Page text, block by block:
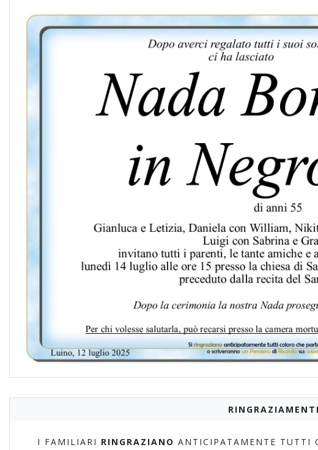
RINGRAZIAMENTI
I FAMILIARI RINGRAZIANO ANTICIPATAMENTE TUTTI